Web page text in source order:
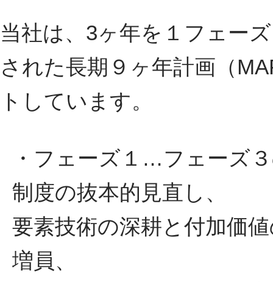
当社は、3ヶ年を１フェー
された長期９ヶ年計画（
トしています。
・フェーズ１…フェーズ
制度の抜本的見直し、
要素技術の深耕と付加価
増員、